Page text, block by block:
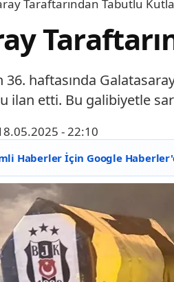
Taraftarından Tabutlu
36. haftasında
etti. Bu galibiyetle
- 22:10
Haberler İçin Google